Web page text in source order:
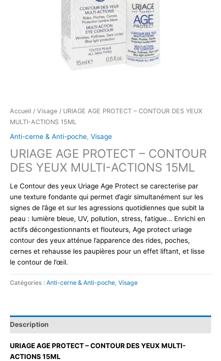
Accueil / Visage / URIAGE AGE PROTECT – CONTOUR DES YEUX
MULTI-ACTIONS 15ML
Anti-cerne & Anti-poche, Visage
URIAGE AGE PROTECT – CONTOUR
DES YEUX MULTI-ACTIONS 15ML
Le Contour des yeux Uriage Age Protect se carecterise par
une texture fondante qui permet d’agir simultanément sur les
signes de l’âge et sur les agressions quotidiennes que subit la
peau : lumière bleue, UV, pollution, stress, fatigue… Enrichi en
actifs décongestionnants et flouteurs, Age protect uriage
contour des yeux atténue l’apparence des rides, poches,
cernes et rehausse les paupières pour un effet liftant, et lisse
le contour de l’œil.
Catégories : Anti-cerne & Anti-poche, Visage
Description
URIAGE AGE PROTECT – CONTOUR DES YEUX MULTI-
ACTIONS 15ML